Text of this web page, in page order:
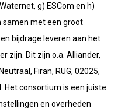
g) ESCom en h)
samen met een groot
bijdrage leveren aan het
zijn. Dit zijn o.a. Alliander,
Firan, RUG, 02025,
Het consortium is een juiste
en overheden